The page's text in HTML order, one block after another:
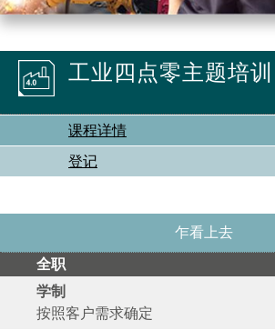
工业四点零主题培训
课程详情
登记
乍看上去
全职
学制
按照客户需求确定